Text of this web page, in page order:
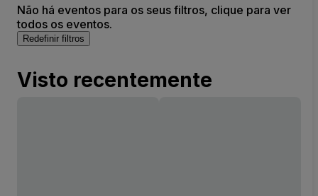
Não há eventos para os seus filtros, clique para ver
todos os eventos.
Redefinir filtros
Visto recentemente